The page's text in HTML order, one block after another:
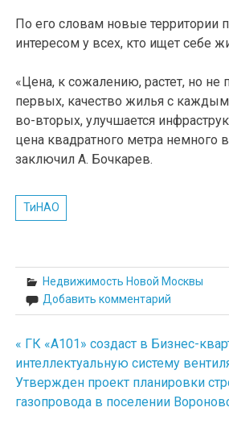
По его словам новые территории
интересом у всех, кто ищет себе
«Цена, к сожалению, растет, но не
первых, качество жилья с каждым
во-вторых, улучшается
цена квадратного метра немного
заключил А. Бочкарев.
ТиНАО
Недвижимость Новой Москвы
Добавить комментарий
Навигация
по
записям
« ГК «А101» создаст в Бизнес-
интеллектуальную систему
Утвержден проект планировки
газопровода в поселении